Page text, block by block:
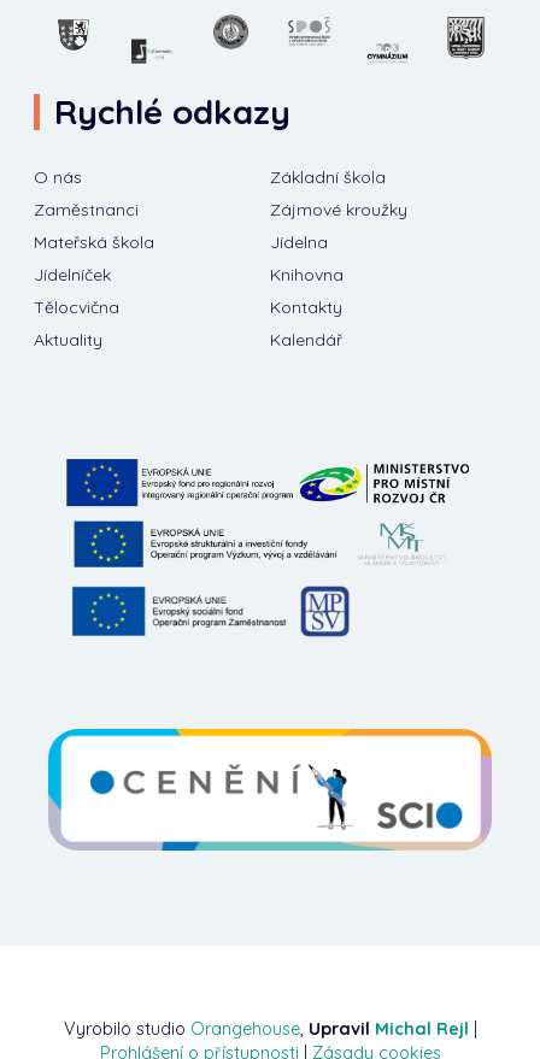
Rychlé odkazy
O nás
Základní škola
Zaměstnanci
Zájmové kroužky
Mateřská škola
Jídelna
Jídelníček
Knihovna
Tělocvična
Kontakty
Aktuality
Kalendář
Vyrobilo studio Orangehouse, Upravil Michal Rejl |
Prohlášení o přístupnosti | Zásady cookies